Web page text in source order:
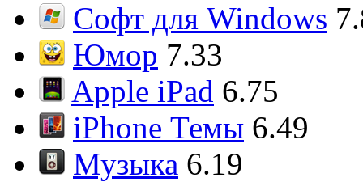
Софт для Windows
Юмор 7.33
Apple iPad 6.75
iPhone Темы 6.49
Музыка 6.19